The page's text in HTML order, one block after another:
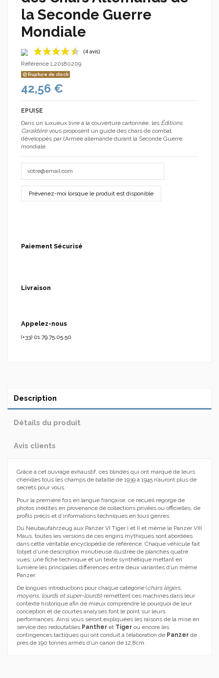
la Seconde Guerre
Mondiale
(4 avis)
Référence L20180209
Rupture de stock
42,56 €
EPUISE
Dans un luxueux livre à la couverture cartonnée, les Éditions
Caraktèrevous proposent un guide des chars de combat
développés par l’Armée allemande durant la Seconde Guerre
mondiale.
Paiement Sécurisé
Livraison
Appelez-nous
(+33) 01.79.75.05.50
Description
Détails du produit
Avis clients
Grâce à cet ouvrage exhaustif, ces blindés qui ont marqué de leurs
chenilles tous les champs de bataille de 1939 à 1945 n’auront plus de
secrets pour vous.
Pour la première fois en langue française, ce recueil regorge de
photos inédites en provenance de collections privées ou officielles, de
profils précis et d’informations techniques en tous genres.
Du Neubaufahrzeug aux Panzer VI Tiger I et II et même le Panzer VIII
Maus, toutes les versions de ces engins mythiques sont abordées
dans cette véritable encyclopédie de référence. Chaque véhicule fait
l’objet d’une description minutieuse illustrée de planches quatre
vues, une fiche technique et un texte synthétique mettant en
lumière les principales différences entre deux variantes d’un même
Panzer.
De longues introductions pour chaque catégorie (chars légers,
moyens, lourds et super-lourds) remettent ces machines dans leur
contexte historique afin de mieux comprendre le pourquoi de leur
conception et de courtes analyses font le point sur leurs
performances. Ainsi vous seront expliquées les raisons de la mise en
service des redoutables Panther et Tiger ou encore les
contingences tactiques qui ont conduit à l’élaboration de Panzer de
près de 190 tonnes armés d’un canon de 12,8cm.